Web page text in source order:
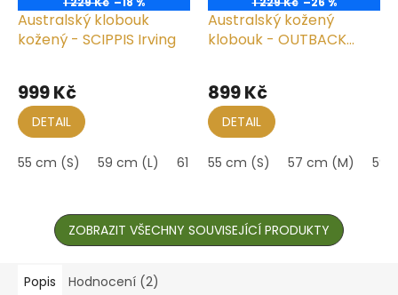
Australský klobouk
kožený - SCIPPIS Irving
hodnocení
produktu
je
4,9
5
999 Kč
DETAIL
55 cm (S) 59 cm (L) 61 cm (XL)
Australský kožený
klobouk - OUTBACK
hodnocení
produktu
je
5,0
5
899 Kč
DETAIL
55 cm (S) 57 cm (M) 59
ZOBRAZIT VŠECHNY SOUVISEJÍCÍ PRODUKTY
Popis Hodnocení (2)